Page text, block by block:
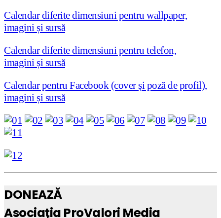
Calendar diferite dimensiuni pentru wallpaper,
imagini și sursă
Calendar diferite dimensiuni pentru telefon,
imaginiși sursă
Calendar pentru Facebook (cover și poză de profil),
imagini și sursă
DONEAZĂ
Asociaţia ProValori Media